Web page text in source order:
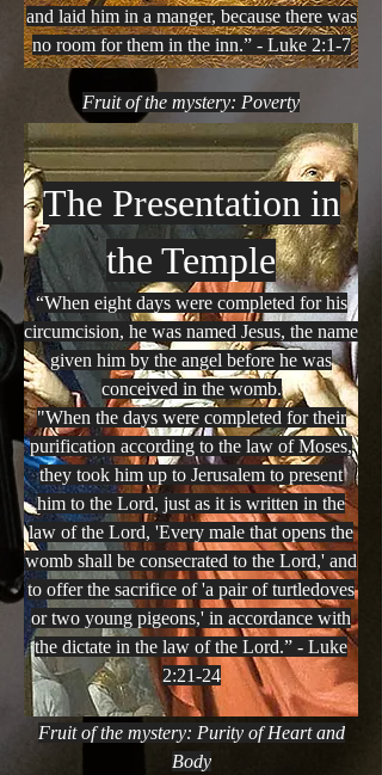
and laid him in a manger, because there was
no room for them in the inn.” - Luke 2:1-7
Fruit of the mystery: Poverty
The Presentation in
the Temple
“When eight days were completed for his
circumcision, he was named Jesus, the name
given him by the angel before he was
conceived in the womb.
"When the days were completed for their
purification according to the law of Moses,
they took him up to Jerusalem to present
him to the Lord, just as it is written in the
law of the Lord, 'Every male that opens the
womb shall be consecrated to the Lord,' and
to offer the sacrifice of 'a pair of turtledoves
or two young pigeons,' in accordance with
the dictate in the law of the Lord.” - Luke
2:21-24
Fruit of the mystery: Purity of Heart and
Body